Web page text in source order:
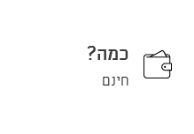
כמה?
חינם